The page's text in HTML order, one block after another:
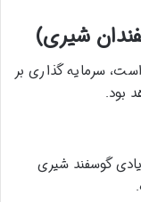
شیری)
سرمایه گذاری بر
بود.
گوسفند شیری